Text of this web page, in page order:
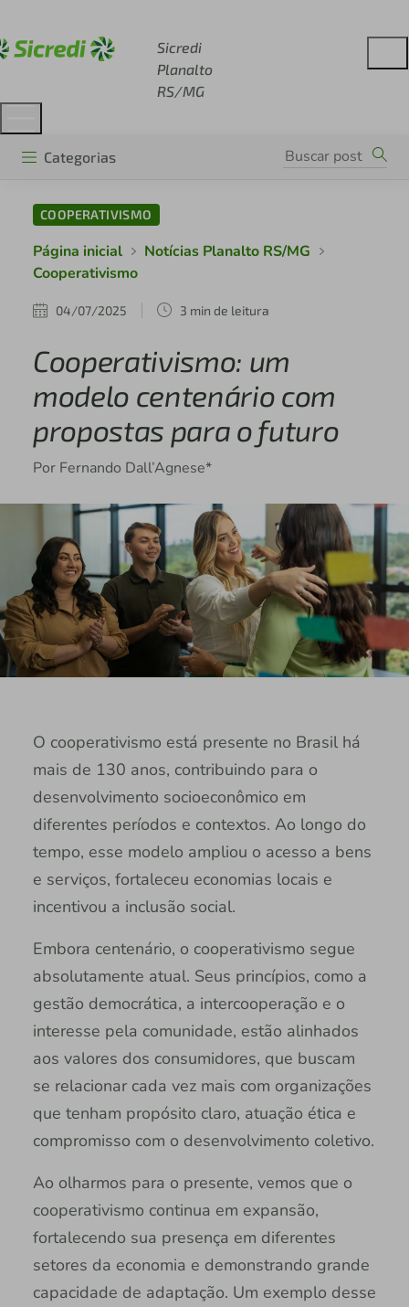
Sicredi
Planalto
RS/MG
Categorias
COOPERATIVISMO
Página inicial
Notícias Planalto RS/MG
Cooperativismo
04/07/2025 3 min de leitura
Cooperativismo: um
modelo centenário com
propostas para o futuro
Por Fernando Dall’Agnese*
O cooperativismo está presente no Brasil há
mais de 130 anos, contribuindo para o
desenvolvimento socioeconômico em
diferentes períodos e contextos. Ao longo do
tempo, esse modelo ampliou o acesso a bens
e serviços, fortaleceu economias locais e
incentivou a inclusão social.
Embora centenário, o cooperativismo segue
absolutamente atual. Seus princípios, como a
gestão democrática, a intercooperação e o
interesse pela comunidade, estão alinhados
aos valores dos consumidores, que buscam
se relacionar cada vez mais com organizações
que tenham propósito claro, atuação ética e
compromisso com o desenvolvimento coletivo.
Ao olharmos para o presente, vemos que o
cooperativismo continua em expansão,
fortalecendo sua presença em diferentes
setores da economia e demonstrando grande
capacidade de adaptação. Um exemplo desse